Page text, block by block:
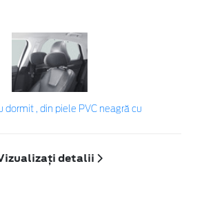
dormit , din piele PVC neagră cu
detalii